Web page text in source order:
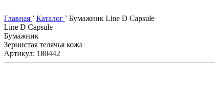
Главная › Каталог › Бумажник Line D Capsule
Line D Capsule
Бумажник
Зернистая телячья кожа
Артикул: 180442